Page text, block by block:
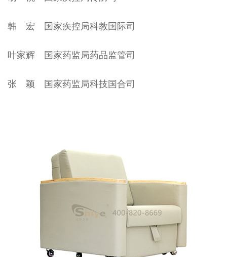
韩 宏 国家疾控局科教国际司
叶家辉 国家药监局药品监管司
张 颖 国家药监局科技国合司